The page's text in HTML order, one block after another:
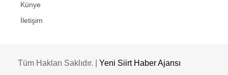
Künye
İletişim
Tüm Hakları Saklıdır. | Yeni Siirt Haber Ajansı